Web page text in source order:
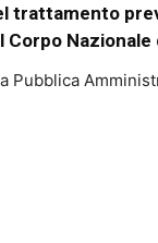
trattamento
Nazionale
Pubblica